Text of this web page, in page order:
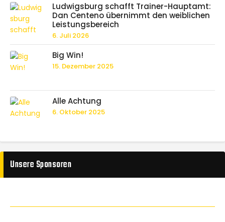
Ludwigsburg schafft Trainer-Hauptamt:
Dan Centeno übernimmt den weiblichen
Leistungsbereich
6. Juli 2026
Big Win!
15. Dezember 2025
Alle Achtung
6. Oktober 2025
Unsere Sponsoren